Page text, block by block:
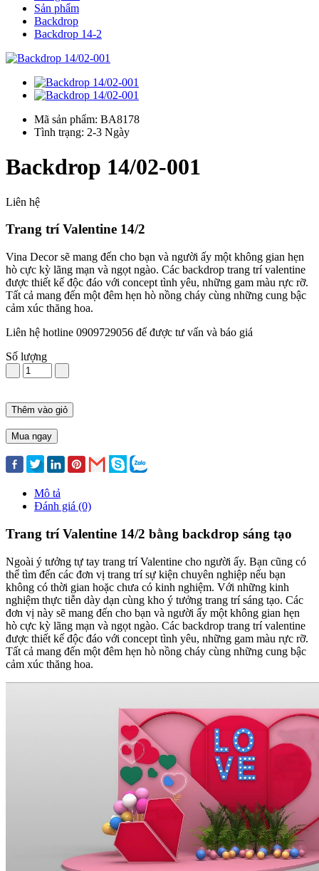
Sản phẩm
Backdrop
Backdrop 14-2
Mã sản phẩm: BA8178
Tình trạng: 2-3 Ngày
Backdrop 14/02-001
Liên hệ
Trang trí Valentine 14/2
Vina Decor sẽ mang đến cho bạn và người ấy một không gian hẹn
hò cực kỳ lãng mạn và ngọt ngào. Các backdrop trang trí valentine
được thiết kế độc đáo với concept tình yêu, những gam màu rực rỡ.
Tất cả mang đến một đêm hẹn hò nồng cháy cùng những cung bậc
cảm xúc thăng hoa.
Liên hệ hotline 0909729056 để được tư vấn và báo giá
Số lượng
Thêm vào giỏ
Mua ngay
Mô tả
Đánh giá (0)
Trang trí Valentine 14/2 bằng backdrop sáng tạo
Ngoài ý tưởng tự tay trang trí Valentine cho người ấy. Bạn cũng có
thể tìm đến các đơn vị trang trí sự kiện chuyên nghiệp nếu bạn
không có thời gian hoặc chưa có kinh nghiệm. Với những kinh
nghiệm thực tiễn dày dạn cùng kho ý tưởng trang trí sáng tạo. Các
đơn vị này sẽ mang đến cho bạn và người ấy một không gian hẹn
hò cực kỳ lãng mạn và ngọt ngào. Các backdrop trang trí valentine
được thiết kế độc đáo với concept tình yêu, những gam màu rực rỡ.
Tất cả mang đến một đêm hẹn hò nồng cháy cùng những cung bậc
cảm xúc thăng hoa.